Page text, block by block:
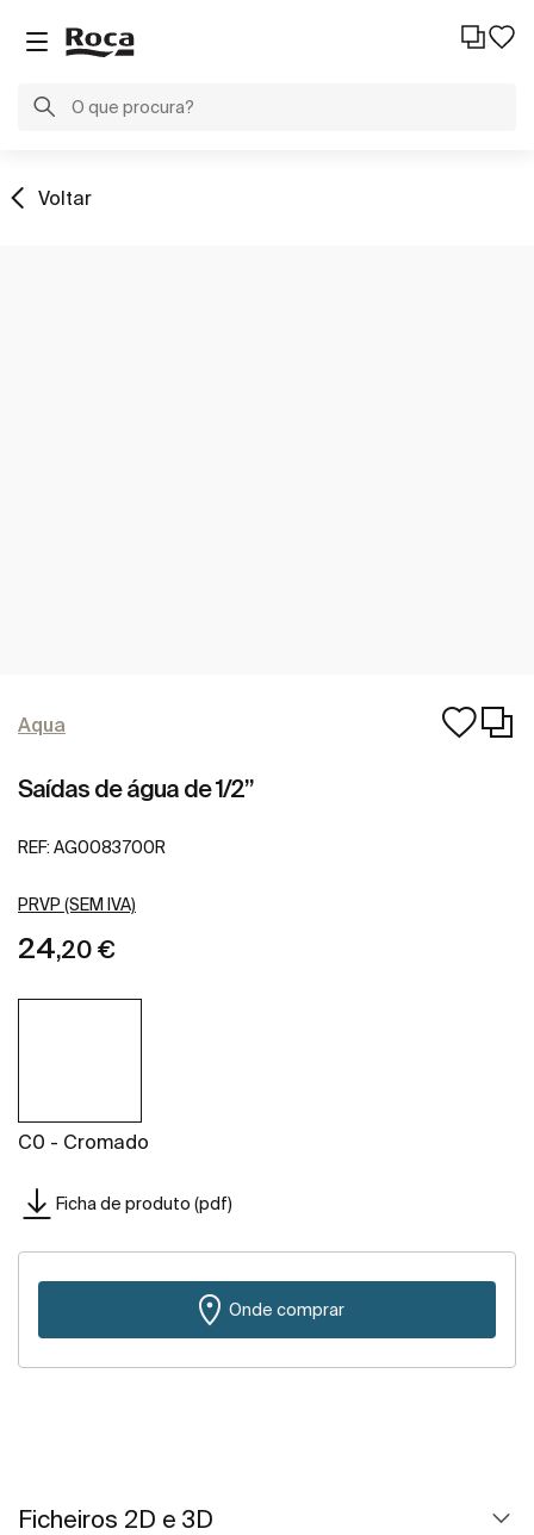
Voltar
Aqua
Saídas de água de 1/2”
REF: AG0083700R
PRVP (SEM IVA)
24,20 €
C0 - Cromado
Ficha de produto (pdf)
Onde comprar
Ficheiros 2D e 3D